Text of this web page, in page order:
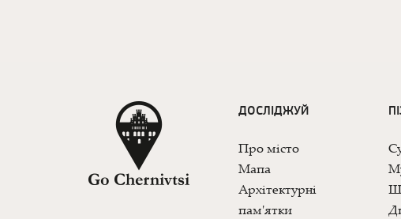
ДОСЛІДЖУЙ
Про місто
Мапа
Архітектурні
пам'ятки